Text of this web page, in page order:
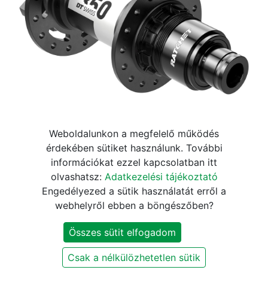
Agy DT Swiss 350 BOOST
hátsó disc 6 csavaros
148/12mm 32h fekete Sram
XD ÚJ
Ft 103.900Ft
Jelenleg nem elérhető
Weboldalunkon a megfelelő működés
érdekében sütiket használunk. További
információkat ezzel kapcsolatban itt
olvashatsz: Adatkezelési tájékoztató
Engedélyezed a sütik használatát erről a
webhelyről ebben a böngészőben?
Összes sütit elfogadom
Csak a nélkülözhetetlen sütik